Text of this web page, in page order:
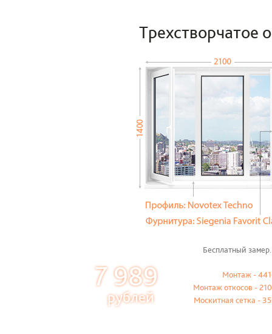
Трехстворчатое
Бесплатный
7 989
рублей
Монтаж -
Монтаж откосов -
Москитная сетка -